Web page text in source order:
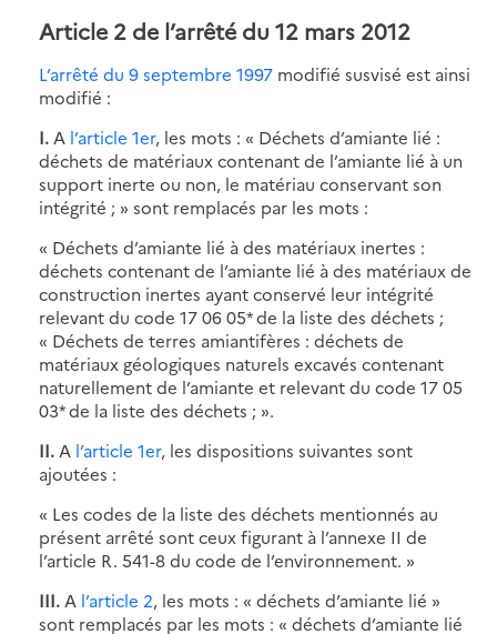
Article 2 de l’arrêté du 12 mars 2012
L’arrêté du 9 septembre 1997 modifié susvisé est ainsi
modifié :
I. A l’article 1er, les mots : « Déchets d’amiante lié :
déchets de matériaux contenant de l’amiante lié à un
support inerte ou non, le matériau conservant son
intégrité ; » sont remplacés par les mots :
« Déchets d’amiante lié à des matériaux inertes :
déchets contenant de l’amiante lié à des matériaux de
construction inertes ayant conservé leur intégrité
relevant du code 17 06 05* de la liste des déchets ;
« Déchets de terres amiantifères : déchets de
matériaux géologiques naturels excavés contenant
naturellement de l’amiante et relevant du code 17 05
03* de la liste des déchets ; ».
II. A l’article 1er, les dispositions suivantes sont
ajoutées :
« Les codes de la liste des déchets mentionnés au
présent arrêté sont ceux figurant à l’annexe II de
l’article R. 541-8 du code de l’environnement. »
III. A l’article 2, les mots : « déchets d’amiante lié »
sont remplacés par les mots : « déchets d’amiante lié